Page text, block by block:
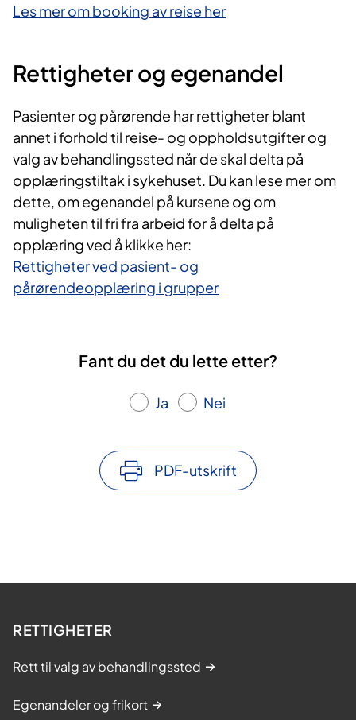
Les mer om booking av reise her
Rettigheter og egenandel
Pasienter og pårørende har rettigheter blant
annet i forhold til reise- og oppholdsutgifter og
valg av behandlingssted når de skal delta på
opplæringstiltak i sykehuset. Du kan lese mer om
dette, om egenandel på kursene og om
muligheten til fri fra arbeid for å delta på
opplæring ved å klikke her:
Rettigheter ved pasient- og
pårørendeopplæring i grupper
Fant du det du lette etter?
Ja Nei
PDF-utskrift
RETTIGHETER
Rett til valg av behandlingssted
Egenandeler og frikort